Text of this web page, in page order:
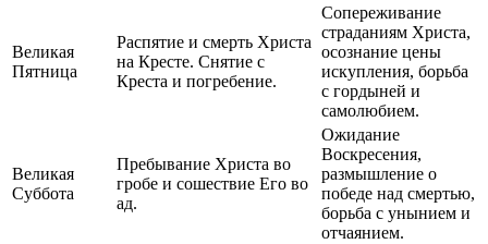
Великая
Пятница
Распятие и смерть Христа
на Кресте. Снятие с
Креста и погребение.
Сопереживание
страданиям Христа,
осознание цены
искупления, борьба
с гордыней и
самолюбием.
Великая
Суббота
Пребывание Христа во
гробе и сошествие Его во
ад.
Ожидание
Воскресения,
размышление о
победе над смертью,
борьба с унынием и
отчаянием.